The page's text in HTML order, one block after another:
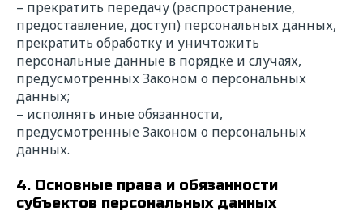
– прекратить передачу (распространение,
предоставление, доступ) персональных данных,
прекратить обработку и уничтожить
персональные данные в порядке и случаях,
предусмотренных Законом о персональных
данных;
– исполнять иные обязанности,
предусмотренные Законом о персональных
данных.
4. Основные права и обязанности
субъектов персональных данных